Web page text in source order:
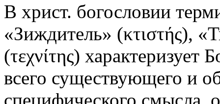
В христ. богословии
«Зиждитель» (κτιστής),
(τεχνίτης) характеризует
всего существующего и
специфического смысла,